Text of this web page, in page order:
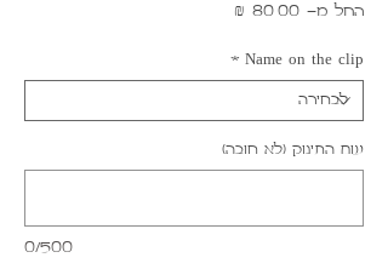
החל מ- 80.00 ₪
Name on the clip
*
שם התינוק (לא חובה)
0/500